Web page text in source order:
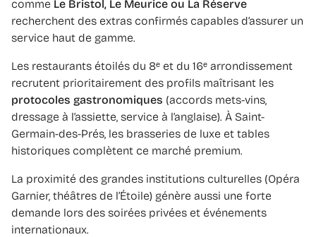
comme Le Bristol, Le Meurice ou La Réserve
recherchent des extras confirmés capables d’assurer un
service haut de gamme.
Les restaurants étoilés du 8ᵉ et du 16ᵉ arrondissement
recrutent prioritairement des profils maîtrisant les
protocoles gastronomiques (accords mets-vins,
dressage à l’assiette, service à l’anglaise). À Saint-
Germain-des-Prés, les brasseries de luxe et tables
historiques complètent ce marché premium.
La proximité des grandes institutions culturelles (Opéra
Garnier, théâtres de l’Étoile) génère aussi une forte
demande lors des soirées privées et événements
internationaux.